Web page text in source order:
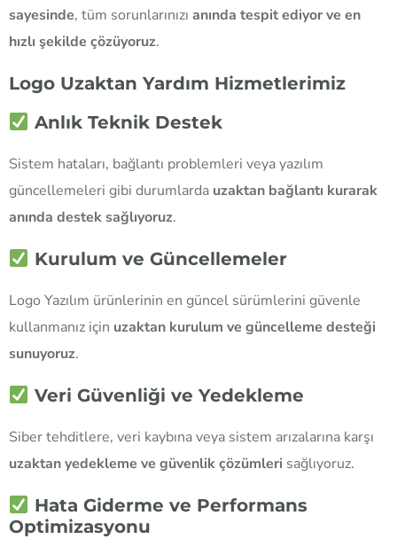
sayesinde, tüm sorunlarınızı anında tespit ediyor ve en
hızlı şekilde çözüyoruz.
Logo Uzaktan Yardım Hizmetlerimiz
Anlık Teknik Destek
Sistem hataları, bağlantı problemleri veya yazılım
güncellemeleri gibi durumlarda uzaktan bağlantı kurarak
anında destek sağlıyoruz.
Kurulum ve Güncellemeler
Logo Yazılım ürünlerinin en güncel sürümlerini güvenle
kullanmanız için uzaktan kurulum ve güncelleme desteği
sunuyoruz.
Veri Güvenliği ve Yedekleme
Siber tehditlere, veri kaybına veya sistem arızalarına karşı
uzaktan yedekleme ve güvenlik çözümleri sağlıyoruz.
Hata Giderme ve Performans
Optimizasyonu